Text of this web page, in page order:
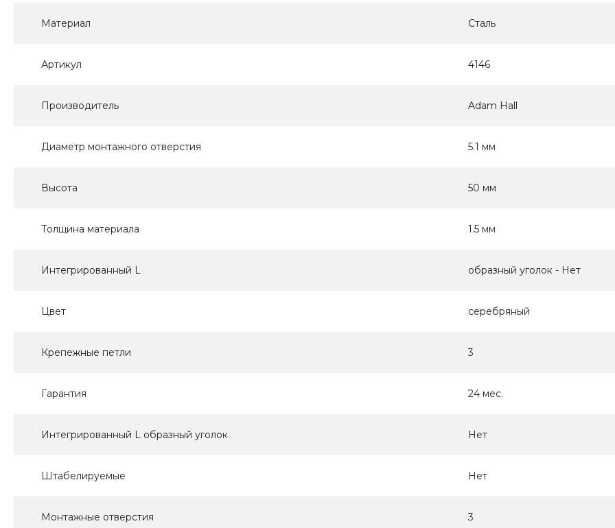
Материал Сталь
Артикул 4146
Производитель Adam Hall
Диаметр монтажного отверстия 5.1 мм
Высота 50 мм
Толщина материала 1.5 мм
Интегрированный L образный уголок - Нет
Цвет серебряный
Крепежные петли 3
Гарантия 24 мес.
Интегрированный L образный уголок Нет
Штабелируемые Нет
Монтажные отверстия 3